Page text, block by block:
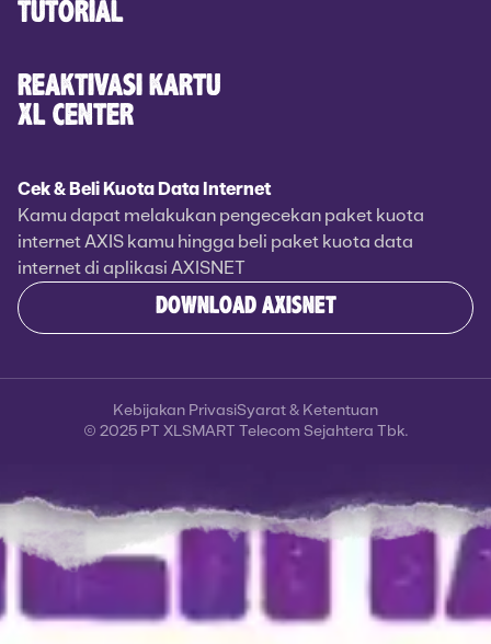
TUTORIAL
REAKTIVASI KARTU
XL CENTER
Cek & Beli Kuota Data Internet
Kamu dapat melakukan pengecekan paket kuota
internet AXIS kamu hingga beli paket kuota data
internet di aplikasi AXISNET
DOWNLOAD AXISNET
© 2025 PT XLSMART Telecom Sejahtera Tbk.
Kebijakan PrivasiSyarat & Ketentuan